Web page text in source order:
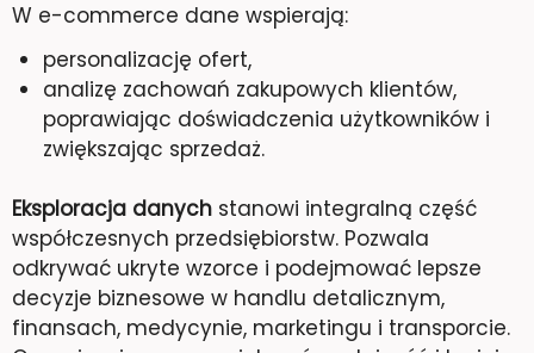
W e-commerce dane wspierają:
personalizację ofert,
analizę zachowań zakupowych klientów,
poprawiając doświadczenia użytkowników i
zwiększając sprzedaż.
Eksploracja danych stanowi integralną część
współczesnych przedsiębiorstw. Pozwala
odkrywać ukryte wzorce i podejmować lepsze
decyzje biznesowe w handlu detalicznym,
finansach, medycynie, marketingu i transporcie.